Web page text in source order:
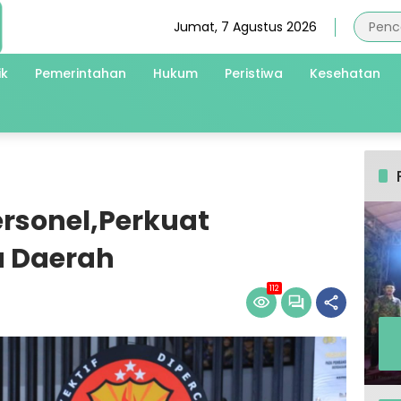
Jumat, 7 Agustus 2026
Pemerintahan Hukum Peristiwa Kesehatan
Daerah
112